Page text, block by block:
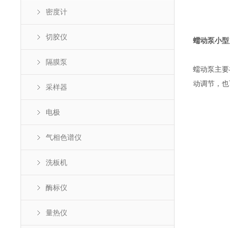
密度计
切胶仪
隔膜泵
采样器
电极
气相色谱仪
洗板机
酶标仪
量热仪
蠕动泵小型
蠕动泵主
动调节，